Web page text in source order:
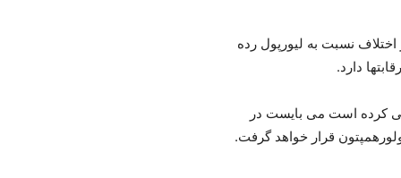
نسبت به لیورپول رده
دارد.
کرده است می بایست در
ولورهمپتون قرار خواهد گرفت.